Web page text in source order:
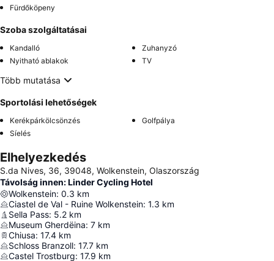
Fürdőköpeny
Szoba szolgáltatásai
Kandalló
Zuhanyzó
Nyitható ablakok
TV
Több mutatása
Sportolási lehetőségek
Kerékpárkölcsönzés
Golfpálya
Síelés
Elhelyezkedés
S.da Nives, 36, 39048, Wolkenstein, Olaszország
Távolság innen: Linder Cycling Hotel
Wolkenstein: 0.3 km
Ciastel de Val - Ruine Wolkenstein: 1.3 km
Sella Pass: 5.2 km
Museum Gherdëina: 7 km
Chiusa: 17.4 km
Schloss Branzoll: 17.7 km
Castel Trostburg: 17.9 km